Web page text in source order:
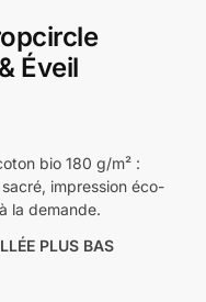
Éveil
bio 180 g/m² :
impression éco-
la demande.
PLUS BAS